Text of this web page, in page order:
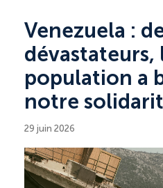
Venezuela :
dévastateurs,
population a
notre
29 juin 2026